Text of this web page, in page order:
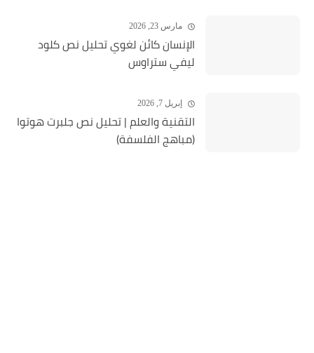
مارس 23, 2026
الإنسان كائن لغوي تحليل نص كلود
ليفي ستراوس
إبريل 7, 2026
التقنية والعلم | تحليل نص جلبرت هوتوا
(مباهج الفلسفة)